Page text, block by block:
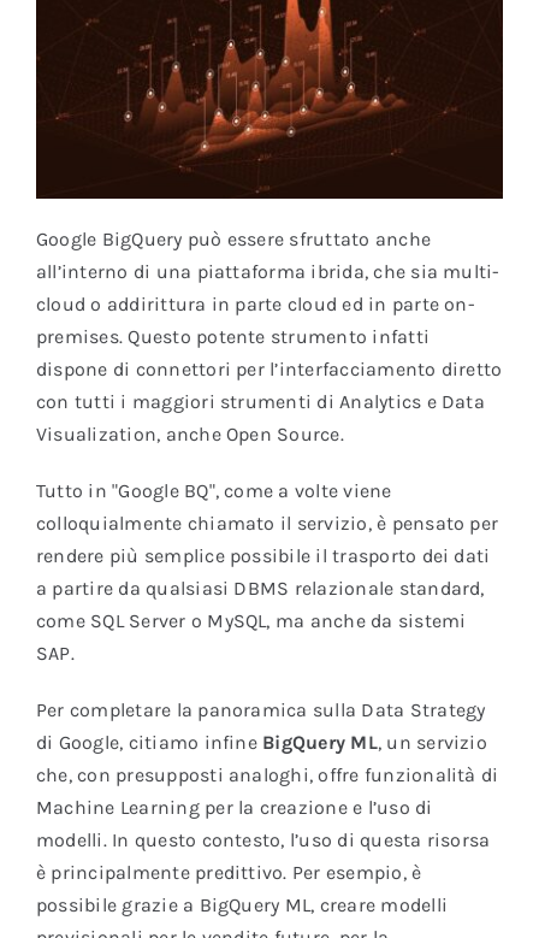
Google BigQuery può essere sfruttato anche
all’interno di una piattaforma ibrida, che sia multi-
cloud o addirittura in parte cloud ed in parte on-
premises. Questo potente strumento infatti
dispone di connettori per l’interfacciamento diretto
con tutti i maggiori strumenti di Analytics e Data
Visualization, anche Open Source.
Tutto in "Google BQ", come a volte viene
colloquialmente chiamato il servizio, è pensato per
rendere più semplice possibile il trasporto dei dati
a partire da qualsiasi DBMS relazionale standard,
come SQL Server o MySQL, ma anche da sistemi
SAP.
Per completare la panoramica sulla Data Strategy
di Google, citiamo infine BigQuery ML, un servizio
che, con presupposti analoghi, offre funzionalità di
Machine Learning per la creazione e l’uso di
modelli. In questo contesto, l’uso di questa risorsa
è principalmente predittivo. Per esempio, è
possibile grazie a BigQuery ML, creare modelli